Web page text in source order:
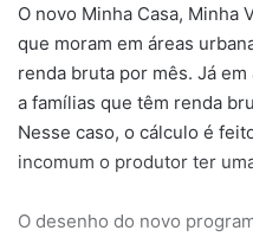
O novo Minha Casa, Minha
que moram em áreas
renda bruta por mês. Já
a famílias que têm renda
Nesse caso, o cálculo é
incomum o produtor ter
O desenho do novo